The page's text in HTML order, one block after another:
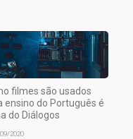
filmes são usados
ensino do Português é
do Diálogos
2020